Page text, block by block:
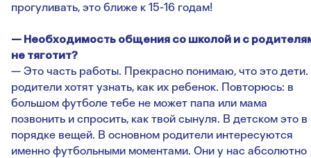
прогуливать, это ближе к 15-16 годам!
— Необходимость общения со школой и с
не тяготит?
— Это часть работы. Прекрасно понимаю, что это
родители хотят узнать, как их ребенок. Повторюсь: в
большом футболе тебе не может папа или мама
позвонить и спросить, как твой сынуля. В детском это в
порядке вещей. В основном родители интересуются
именно футбольными моментами. Они у нас абсолютно